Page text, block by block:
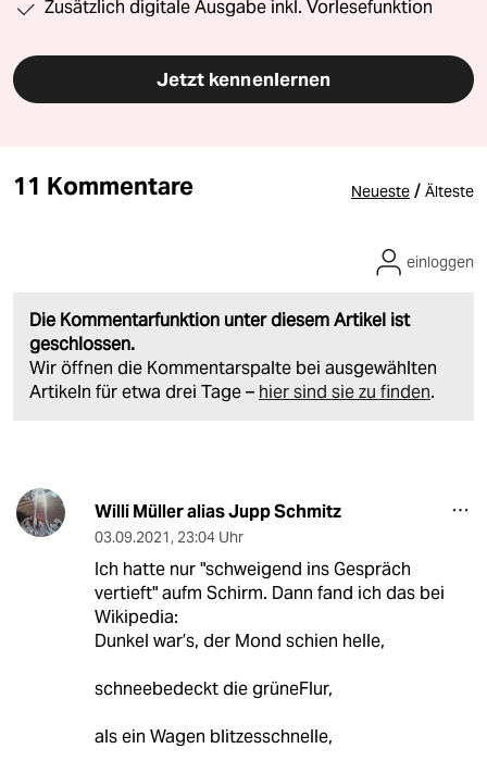
Zusätzlich digitale Ausgabe inkl. Vorlesefunktion
Jetzt kennenlernen
11 Kommentare Neueste / Älteste
Die Kommentarfunktion unter diesem Artikel ist
geschlossen.
Wir öffnen die Kommentarspalte bei ausgewählten
Artikeln für etwa drei Tage – hier sind sie zu finden.
einloggen
Willi Müller alias Jupp Schmitz
03.09.2021, 23:04 Uhr
Ich hatte nur "schweigend ins Gespräch
vertieft" aufm Schirm. Dann fand ich das bei
Wikipedia:
Dunkel war’s, der Mond schien helle,
schneebedeckt die grüneFlur,
als ein Wagen blitzesschnelle,